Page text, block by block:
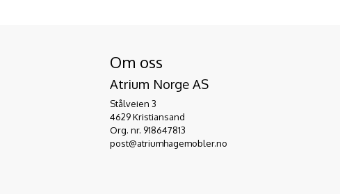
Om oss
Atrium Norge AS
Stålveien 3
4629 Kristiansand
Org. nr. 918647813
post@atriumhagemobler.no